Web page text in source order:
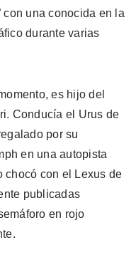
con una conocida en la
durante varias
es hijo del
Conducía el Urus de
por su
en una autopista
chocó con el Lexus de
publicadas
en rojo